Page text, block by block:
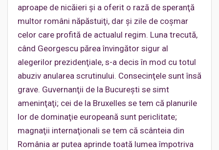
aproape de nicăieri şi a oferit o rază de speranţă
multor români năpăstuiţi, dar şi zile de coșmar
celor care profită de actualul regim. Luna trecută,
când Georgescu părea învingător sigur al
alegerilor prezidenţiale, s-a decis în mod cu totul
abuziv anularea scrutinului. Consecinţele sunt însă
grave. Guvernanţii de la Bucureşti se simt
ameninţaţi; cei de la Bruxelles se tem că planurile
lor de dominaţie europeană sunt periclitate;
magnaţii internaţionali se tem că scânteia din
România ar putea aprinde toată lumea împotriva